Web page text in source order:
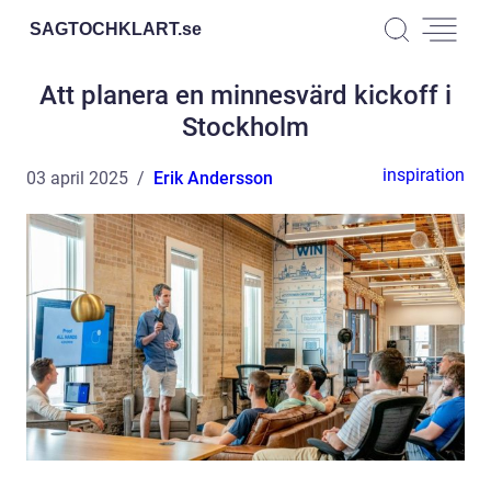
SAGTOCHKLART.se
Att planera en minnesvärd kickoff i
Stockholm
03 april 2025 Erik Andersson inspiration